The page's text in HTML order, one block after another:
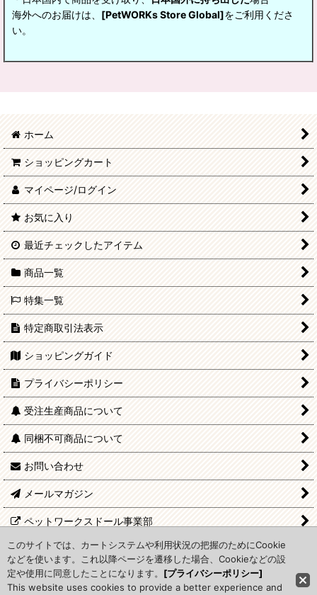
海外へのお届けは、 [PetWORKs Store Global]をご利用くださ
い。
ホーム
ショッピングカート
マイページ/ログイン
お気に入り
最近チェックしたアイテム
商品一覧
特集一覧
特定商取引法表示
ショッピングガイド
プライバシーポリシー
受注生産商品について
同梱不可商品について
お問い合わせ
メールマガジン
ペットワークスドール事業部
関連サイト
Copyright (C) PetWORKs CO., LTD.
このサイトでは、カートシステムや利用状況の把握のためにCookie
などを使います。これ以降ページを遷移した場合、Cookieなどの設
定や使用に同意したことになります。 [プライバシーポリシー]
This website uses cookies to provide a better experience and